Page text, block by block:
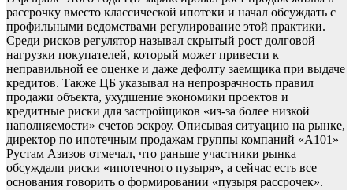
рассрочку вместо классической ипотеки и начал обсуждать с
профильными ведомствами регулирование этой практики.
Среди рисков регулятор называл скрытый рост долговой
нагрузки покупателей, который может привести к
неправильной ее оценке и даже дефолту заемщика при выдаче
кредитов. Также ЦБ указывал на непрозрачность правил
продажи объекта, ухудшение экономики проектов и
кредитные риски для застройщиков «из-за более низкой
наполняемости» счетов эскроу. Описывая ситуацию на рынке,
директор по ипотечным продажам группы компаний «А101»
Рустам Азизов отмечал, что раньше участники рынка
обсуждали риски «ипотечного пузыря», а сейчас есть все
основания говорить о формировании «пузыря рассрочек».